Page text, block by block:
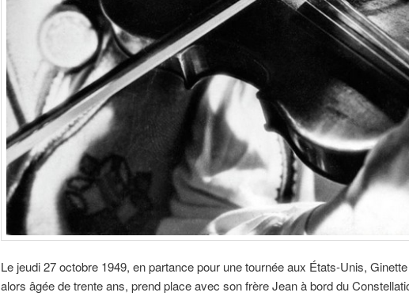
Le jeudi 27 octobre 1949, en partance pour une tournée aux États-Unis,
alors âgée de trente ans, prend place avec son frère Jean à bord du